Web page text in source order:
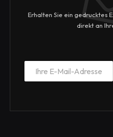
Erhalten Sie ein gedrucktes
direkt an
m
E
a
*